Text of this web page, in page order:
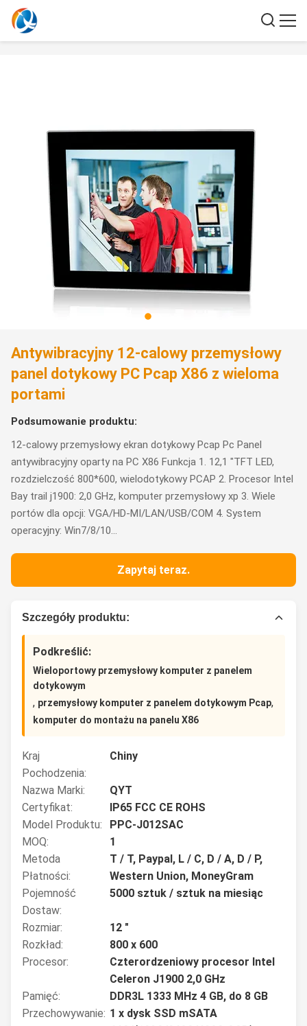
Antywibracyjny 12-calowy przemysłowy
panel dotykowy PC Pcap X86 z wieloma
portami
Podsumowanie produktu:
12-calowy przemysłowy ekran dotykowy Pcap Pc Panel
antywibracyjny oparty na PC X86 Funkcja 1. 12,1 "TFT LED,
rozdzielczość 800*600, wielodotykowy PCAP 2. Procesor Intel
Bay trail j1900: 2,0 GHz, komputer przemysłowy xp 3. Wiele
portów dla opcji: VGA/HD-MI/LAN/USB/COM 4. System
operacyjny: Win7/8/10...
Zapytaj teraz.
Szczegóły produktu:
Podkreślić:
Wieloportowy przemysłowy komputer z panelem
dotykowym
, przemysłowy komputer z panelem dotykowym Pcap,
komputer do montażu na panelu X86
Kraj
Pochodzenia:
Chiny
Nazwa Marki:
QYT
Certyfikat:
IP65 FCC CE ROHS
Model Produktu:
PPC-J012SAC
MOQ:
1
Metoda
Płatności:
T / T, Paypal, L / C, D / A, D / P,
Western Union, MoneyGram
Pojemność
Dostaw:
5000 sztuk / sztuk na miesiąc
Rozmiar:
12 "
Rozkład:
800 x 600
Procesor:
Czterordzeniowy procesor Intel
Celeron J1900 2,0 GHz
Pamięć:
DDR3L 1333 MHz 4 GB, do 8 GB
Przechowywanie: 1 x dysk SSD mSATA